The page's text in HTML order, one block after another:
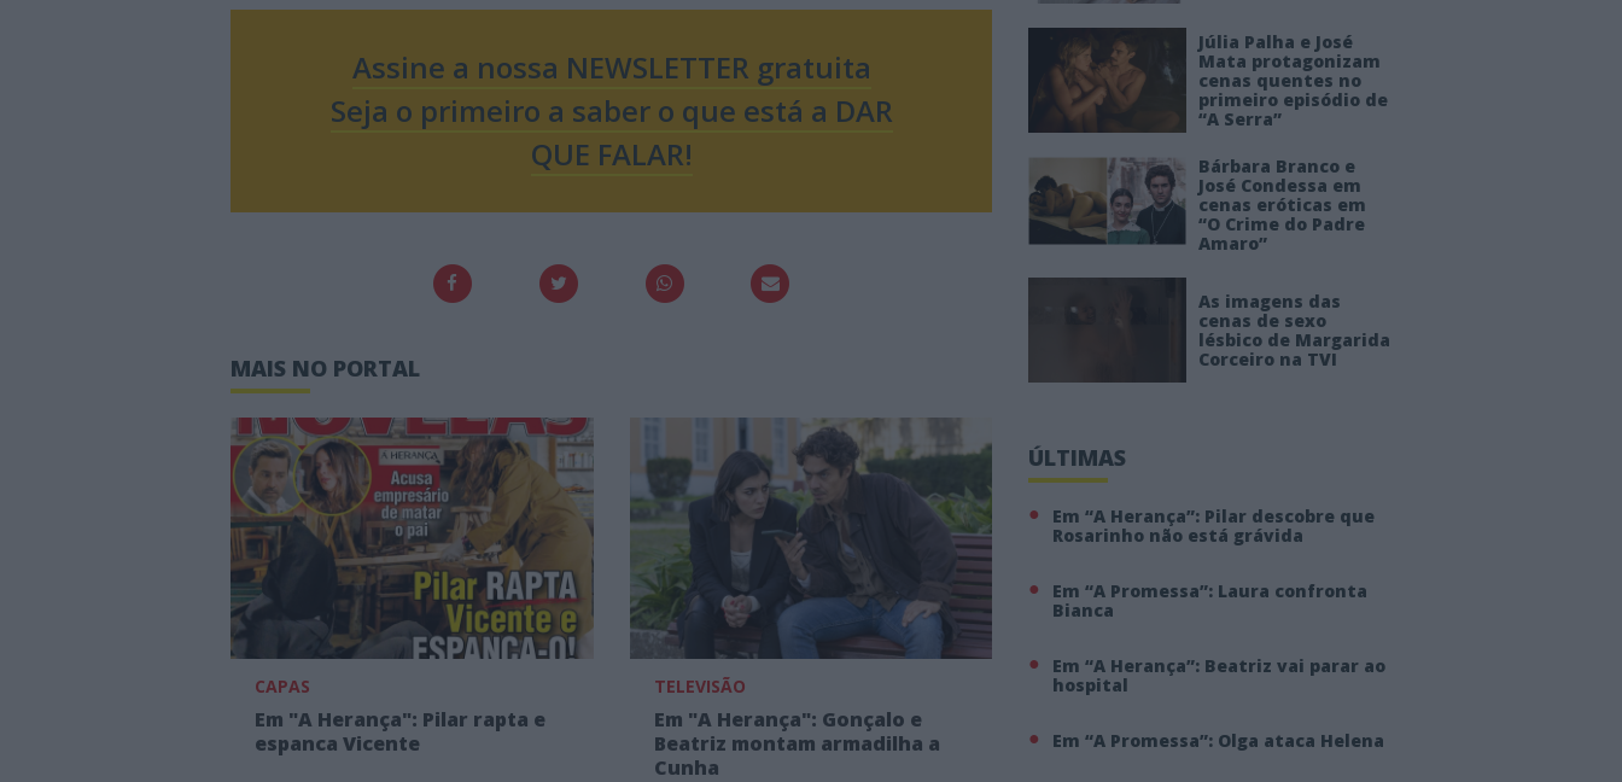
Assine a nossa NEWSLETTER gratuita
Seja o primeiro a saber o que está a DAR
QUE FALAR!
MAIS NO PORTAL
CAPAS
Em "A Herança": Pilar rapta e
espanca Vicente
TELEVISÃO
Em "A Herança": Gonçalo e
Beatriz montam armadilha a
Cunha
Júlia Palha e José
Mata protagonizam
cenas quentes no
primeiro episódio de
“A Serra”
Bárbara Branco e
José Condessa em
cenas eróticas em
“O Crime do Padre
Amaro”
As imagens das
cenas de sexo
lésbico de Margarida
Corceiro na TVI
ÚLTIMAS
Em “A Herança”: Pilar descobre que
Rosarinho não está grávida
Em “A Promessa”: Laura confronta
Bianca
Em “A Herança”: Beatriz vai parar ao
hospital
Em “A Promessa”: Olga ataca Helena